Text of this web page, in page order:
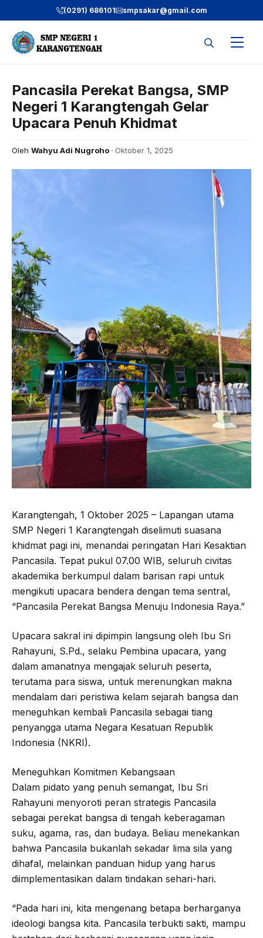
ke
(0291) 686101 smpsakar@gmail.com
Pancasila Perekat Bangsa, SMP
Negeri 1 Karangtengah Gelar
Upacara Penuh Khidmat
Oleh Wahyu Adi Nugroho Oktober 1, 2025
Karangtengah, 1 Oktober 2025 – Lapangan utama
SMP Negeri 1 Karangtengah diselimuti suasana
khidmat pagi ini, menandai peringatan Hari Kesaktian
Pancasila. Tepat pukul 07.00 WIB, seluruh civitas
akademika berkumpul dalam barisan rapi untuk
mengikuti upacara bendera dengan tema sentral,
“Pancasila Perekat Bangsa Menuju Indonesia Raya.”
Upacara sakral ini dipimpin langsung oleh Ibu Sri
Rahayuni, S.Pd., selaku Pembina upacara, yang
dalam amanatnya mengajak seluruh peserta,
terutama para siswa, untuk merenungkan makna
mendalam dari peristiwa kelam sejarah bangsa dan
meneguhkan kembali Pancasila sebagai tiang
penyangga utama Negara Kesatuan Republik
Indonesia (NKRI).
Meneguhkan Komitmen Kebangsaan
Dalam pidato yang penuh semangat, Ibu Sri
Rahayuni menyoroti peran strategis Pancasila
sebagai perekat bangsa di tengah keberagaman
suku, agama, ras, dan budaya. Beliau menekankan
bahwa Pancasila bukanlah sekadar lima sila yang
dihafal, melainkan panduan hidup yang harus
diimplementasikan dalam tindakan sehari-hari.
“Pada hari ini, kita mengenang betapa berharganya
ideologi bangsa kita. Pancasila terbukti sakti, mampu